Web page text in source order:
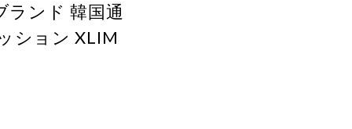
ランド 韓国通
ション XLIM